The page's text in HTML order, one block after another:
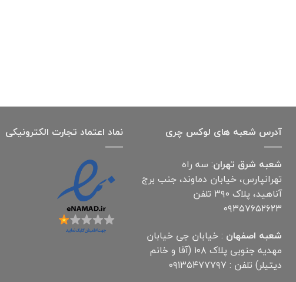
4,900,000 تومان
آدرس شعبه های لوکس چری
شعبه شرق تهران: سه راه
تهرانپارس، خیابان دماوند، جنب برج
آناهید، پلاک ۳۹۰ تلفن
۰۹۳۵۷۶۵۲۶۲۳
شعبه اصفهان : خیابان جی خیابان
مهدیه جنوبی پلاک ۱۰۸ (آقا و خانم
دیتیلر) تلفن : ۰۹۱۳۵۴۷۷۷۹۷
نماد اعتماد تجارت الكترونیكی